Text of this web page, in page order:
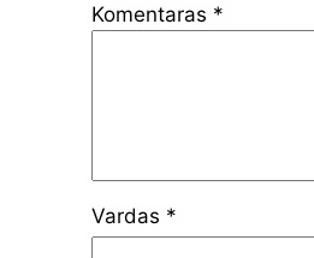
Komentaras *
Vardas *